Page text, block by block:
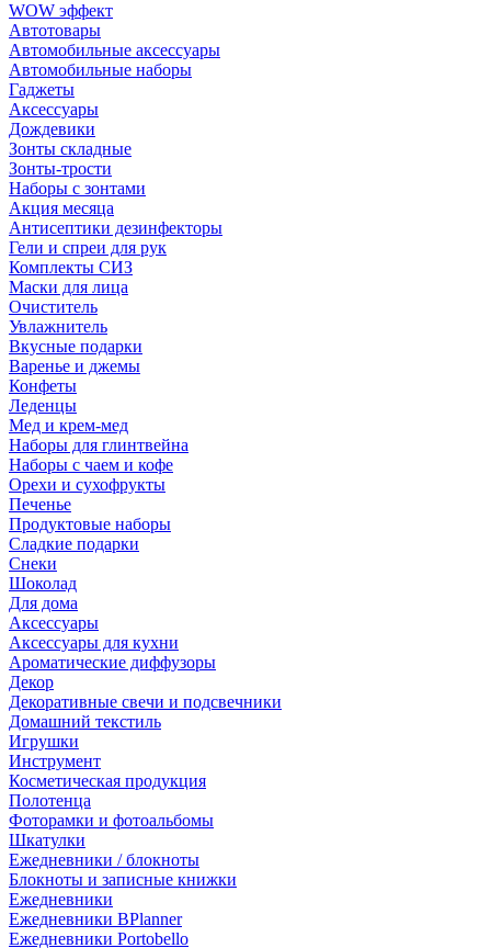
WOW эффект
Автотовары
Автомобильные аксессуары
Автомобильные наборы
Гаджеты
Аксессуары
Дождевики
Зонты складные
Зонты-трости
Наборы с зонтами
Акция месяца
Антисептики дезинфекторы
Гели и спреи для рук
Комплекты СИЗ
Маски для лица
Очиститель
Увлажнитель
Вкусные подарки
Варенье и джемы
Конфеты
Леденцы
Мед и крем-мед
Наборы для глинтвейна
Наборы с чаем и кофе
Орехи и сухофрукты
Печенье
Продуктовые наборы
Сладкие подарки
Снеки
Шоколад
Для дома
Аксессуары
Аксессуары для кухни
Ароматические диффузоры
Декор
Декоративные свечи и подсвечники
Домашний текстиль
Игрушки
Инструмент
Косметическая продукция
Полотенца
Фоторамки и фотоальбомы
Шкатулки
Ежедневники / блокноты
Блокноты и записные книжки
Ежедневники
Ежедневники BPlanner
Ежедневники Portobello